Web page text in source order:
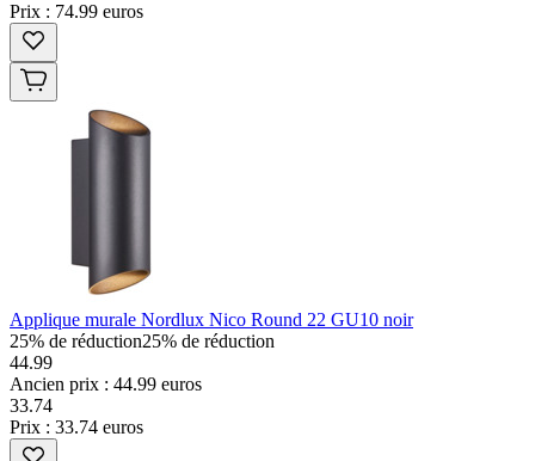
Prix : 74.99 euros
Applique murale Nordlux Nico Round 22 GU10 noir
25% de réduction25% de réduction
44.99
Ancien prix : 44.99 euros
33.74
Prix : 33.74 euros